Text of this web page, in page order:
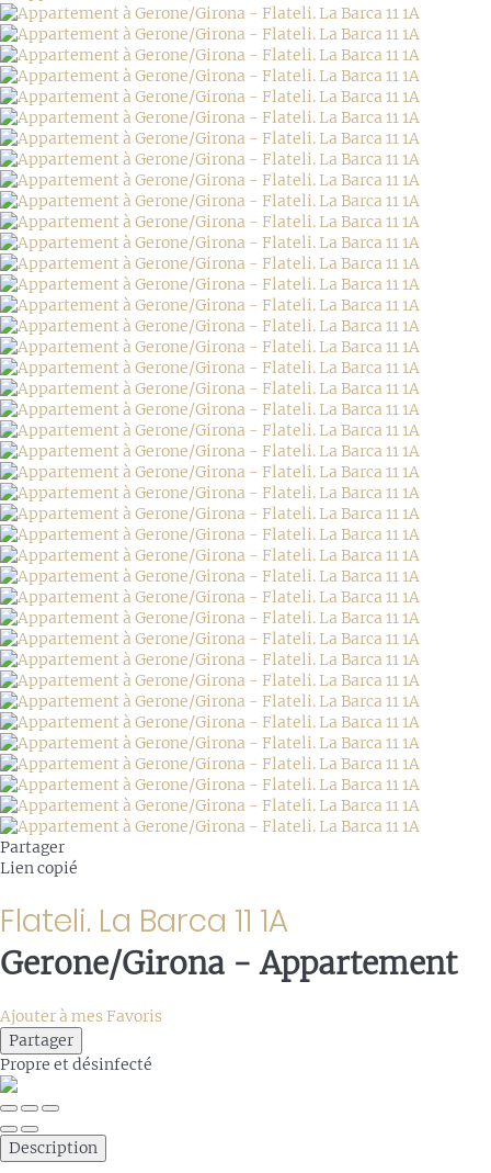
Partager
Lien copié
Flateli. La Barca 11 1A
Gerone/Girona -Appartement
Ajouter à mes Favoris
Partager
Propre et désinfecté
Description